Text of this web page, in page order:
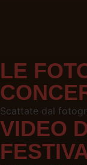
LE
Scattate dal
VIDEO